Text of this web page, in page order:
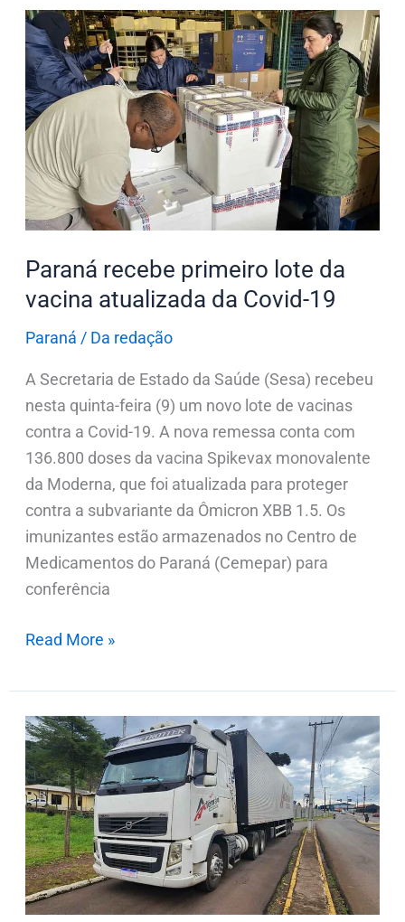
Paraná recebe primeiro lote da
vacina atualizada da Covid-19
Paraná / Da redação
A Secretaria de Estado da Saúde (Sesa) recebeu
nesta quinta-feira (9) um novo lote de vacinas
contra a Covid-19. A nova remessa conta com
136.800 doses da vacina Spikevax monovalente
da Moderna, que foi atualizada para proteger
contra a subvariante da Ômicron XBB 1.5. Os
imunizantes estão armazenados no Centro de
Medicamentos do Paraná (Cemepar) para
conferência
Paraná
recebe
primeiro
lote
da
vacina
atualizada
da
Covid-
19
Read More »
PM
recupera
caminhão
com
donativos
para
o
RS